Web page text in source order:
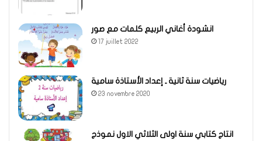
انشودة أغاني الربيع كلمات مع صور
17 juillet 2022
رياضيات سنة ثانية ـ إعداد الأستاذة سامية
23 novembre 2020
انتاج كتابي سنة اولى الثلاثي الاول نموذج